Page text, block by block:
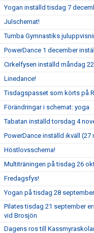
Yogan inställd tisdag 7
Julschemat!
Tumba Gymnastiks
PowerDance 1 december
Cirkelfysen inställd måndag
Linedance!
Tisdagspasset som körts på
Förändringar i schemat: yoga
Tabatan inställd torsdag 4
PowerDance inställd ikväll (27
Höstlovsschema!
Multiträningen på tisdag 26
Fredagsfys!
Yogan på tisdag 28
Pilates tisdag 21 september
vid Brosjön
Dagens ros till